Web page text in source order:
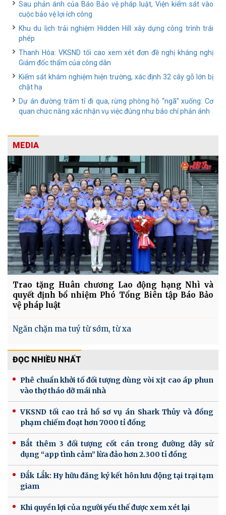
Sau phản ánh của Báo Bảo vệ pháp luật, Viện kiểm sát vào
cuộc bảo vệ lợi ích công
Khu du lịch trải nghiệm Hidden Hill xây dựng công trình trái
phép
Thanh Hóa: VKSND tối cao xem xét đơn đề nghị kháng nghị
Giám đốc thẩm của công dân
Kiểm sát khám nghiệm hiện trường, xác định 32 cây gỗ lớn bị
chặt hạ
Dự án đường trăm tỉ đi qua, rừng phòng hộ “ngã” xuống: Cơ
quan chức năng xác nhận vụ việc đúng như báo chí phản ánh
MEDIA
Trao tặng Huân chương Lao động hạng Nhì và
quyết định bổ nhiệm Phó Tổng Biên tập Báo Bảo
vệ pháp luật
Ngăn chặn ma tuý từ sớm, từ xa
ĐỌC NHIỀU NHẤT
Phê chuẩn khởi tố đối tượng dùng vòi xịt cao áp phun
vào thợ tháo dỡ mái nhà
VKSND tối cao trả hồ sơ vụ án Shark Thủy và đồng
phạm chiếm đoạt hơn 7000 tỉ đồng
Bắt thêm 3 đối tượng cốt cán trong đường dây sử
dụng “app tình cảm” lừa đảo hơn 2.300 tỉ đồng
Đắk Lắk: Hy hữu đăng ký kết hôn lưu động tại trại tạm
giam
Khi quyền lợi của người yếu thế được xem xét lại